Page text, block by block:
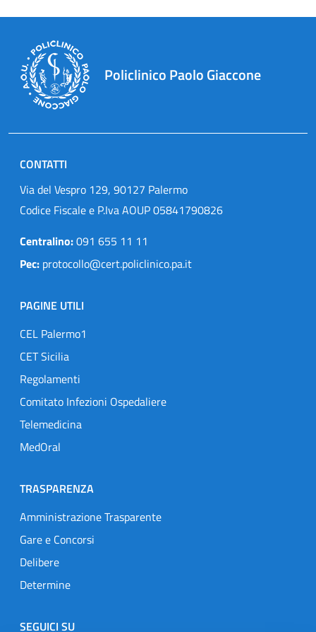
Policlinico Paolo Giaccone
CONTATTI
Via del Vespro 129, 90127 Palermo
Codice Fiscale e P.Iva AOUP 05841790826
Centralino:091 655 11 11
Pec: protocollo@cert.policlinico.pa.it
PAGINE UTILI
CEL Palermo1
CET Sicilia
Regolamenti
Comitato Infezioni Ospedaliere
Telemedicina
MedOral
TRASPARENZA
Amministrazione Trasparente
Gare e Concorsi
Delibere
Determine
SEGUICI SU